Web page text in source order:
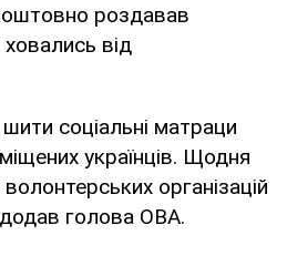
роздавав
від
соціальні матраци
українців. Щодня
організацій
голова ОВА.